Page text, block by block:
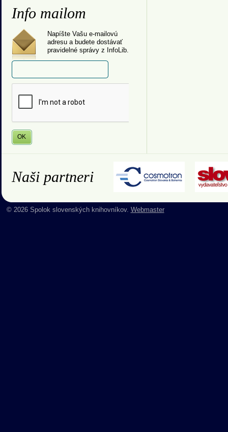
Info mailom
Napíšte Vašu e-mailovú
adresu a budete dostávať
pravidelné správy z InfoLib.
Naši partneri
© 2026 Spolok slovenských knihovníkov. Webmaster